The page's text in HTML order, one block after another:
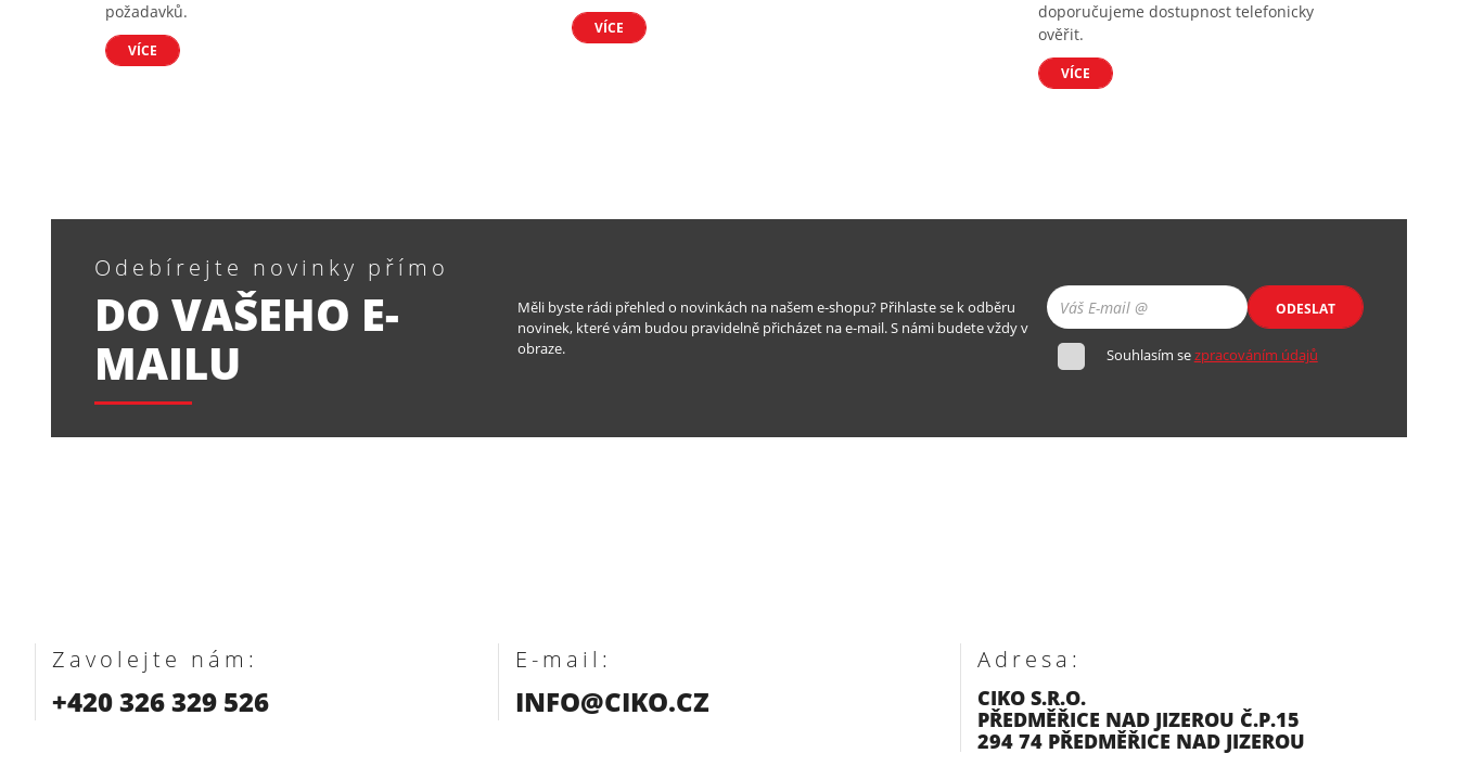
požadavků.
VÍCE
VÍCE
doporučujeme dostupnost telefonicky
ověřit.
VÍCE
Odebírejte novinky přímo
DO VAŠEHO E-
MAILU
Měli byste rádi přehled o novinkách na našem e-shopu? Přihlaste se k odběru
novinek, které vám budou pravidelně přicházet na e-mail. S námi budete vždy v
obraze.
ODESLAT
Souhlasím sezpracováním údajů
Zavolejte nám:
+420 326 329 526
E-mail:
INFO@CIKO.CZ
Adresa:
CIKO S.R.O.
PŘEDMĚŘICE NAD JIZEROU Č.P.15
294 74 PŘEDMĚŘICE NAD JIZEROU